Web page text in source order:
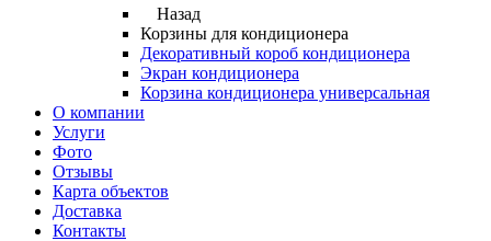
Назад
Корзины для кондиционера
Декоративный короб кондиционера
Экран кондиционера
Корзина кондиционера универсальная
О компании
Услуги
Фото
Отзывы
Карта объектов
Доставка
Контакты